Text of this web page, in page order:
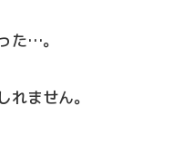
た…。
れません。